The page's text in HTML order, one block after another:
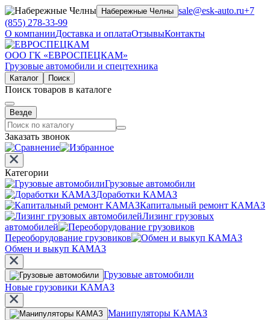
Набережные Челны sale@esk-auto.ru+7
(855) 278-33-99
О компанииДоставка и оплатаОтзывыКонтакты
ООО ГК «ЕВРОСПЕЦКАМ»
Грузовые автомобили и спецтехника
Каталог Поиск
Поиск товаров в каталоге
Везде
Заказать звонок
Категории
Грузовые автомобили
Доработки КАМАЗ
Капитальный ремонт КАМАЗ
Лизинг грузовых
автомобилей
Переоборудование грузовиков
Обмен и выкуп КАМАЗ
Грузовые автомобили
Новые грузовики КАМАЗ
Манипуляторы КАМАЗ